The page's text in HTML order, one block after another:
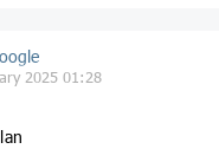
2025 01:28